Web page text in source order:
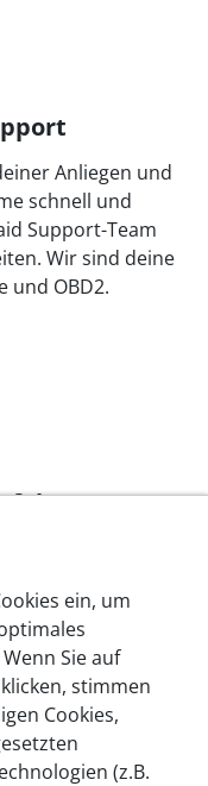
Anliegen und
schnell und
Support-Team
Wir sind deine
und OBD2.
autoaid stecken
am Standort in
vertrauen
und
ein, um
Sie auf
stimmen
Cookies,
(z.B.